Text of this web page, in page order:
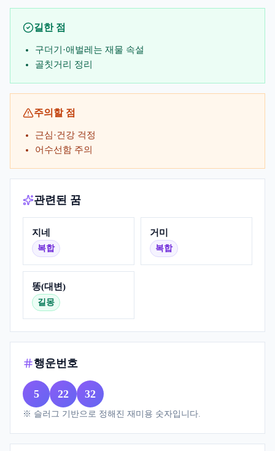
길한 점
구더기·애벌레는 재물 속설
골칫거리 정리
주의할 점
근심·건강 걱정
어수선함 주의
관련된 꿈
지네
복합
거미
복합
똥(대변)
길몽
행운번호
5 22 32
※ 슬러그 기반으로 정해진 재미용 숫자입니다.